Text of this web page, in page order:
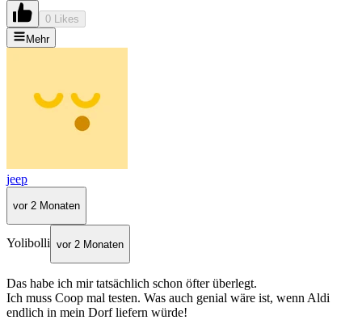
0 Likes
Mehr
jeep
vor 2 Monaten
Yolibolli vor 2 Monaten
Das habe ich mir tatsächlich schon öfter überlegt.
Ich muss Coop mal testen. Was auch genial wäre ist, wenn Aldi
endlich in mein Dorf liefern würde!